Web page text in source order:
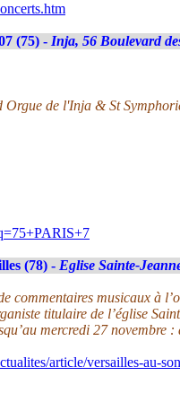
(75) - Inja, 56 Boulevard
de l'Inja & St
(78) - Eglise Sainte-
commentaires musicaux à
titulaire de l’église
mercredi 27 novembre
article/versailles-au-